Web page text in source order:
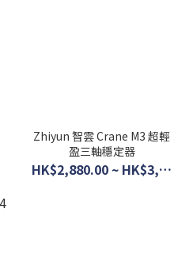
Zhiyun 智雲 Crane M3 超輕
盈三軸穩定器
HK$2,880.00 ~ HK$3,500.00